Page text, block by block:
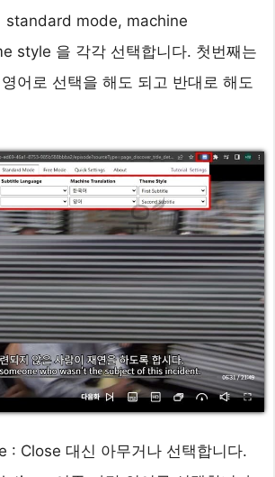
standard mode, machine
style 을 각각 선택합니다. 첫번째는
어로 선택을 해도 되고 반대로 해도
Close 대신 아무거나 선택합니다.